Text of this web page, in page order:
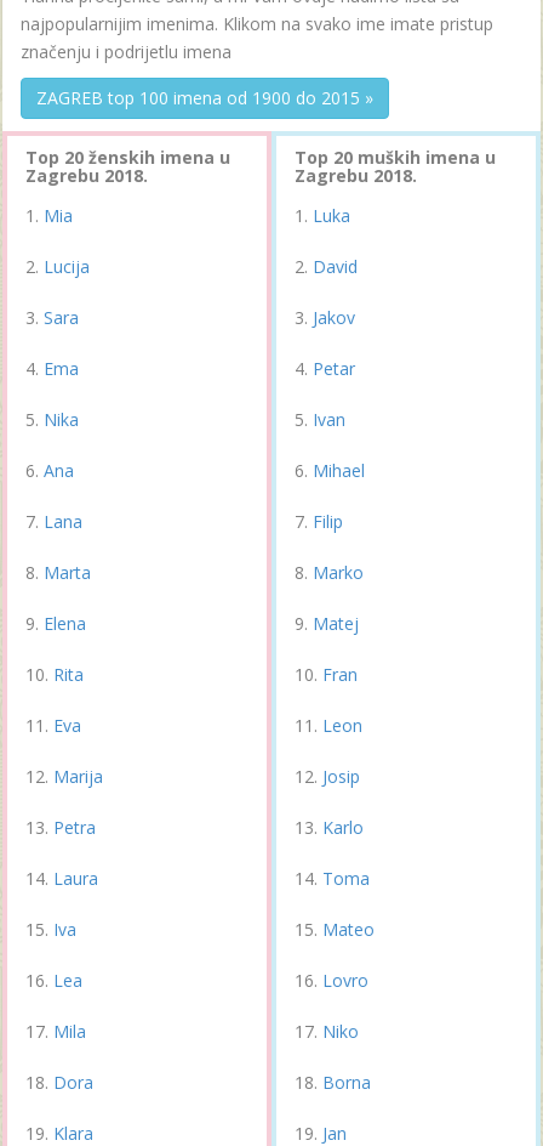
najpopularnijim imenima. Klikom na svako ime imate pristup
značenju i podrijetlu imena
ZAGREB top 100 imena od 1900 do 2015 »
Top 20 ženskih imena u
Zagrebu 2018.
Mia
Lucija
Sara
Ema
Nika
Ana
Lana
Marta
Elena
Rita
Eva
Marija
Petra
Laura
Iva
Lea
Mila
Dora
Klara
Top 20 muških imena u
Zagrebu 2018.
Luka
David
Jakov
Petar
Ivan
Mihael
Filip
Marko
Matej
Fran
Leon
Josip
Karlo
Toma
Mateo
Lovro
Niko
Borna
Jan